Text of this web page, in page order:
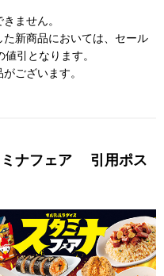
ません。
新商品においては、セール
引となります。
ございます。
ナフェア 引用ポス